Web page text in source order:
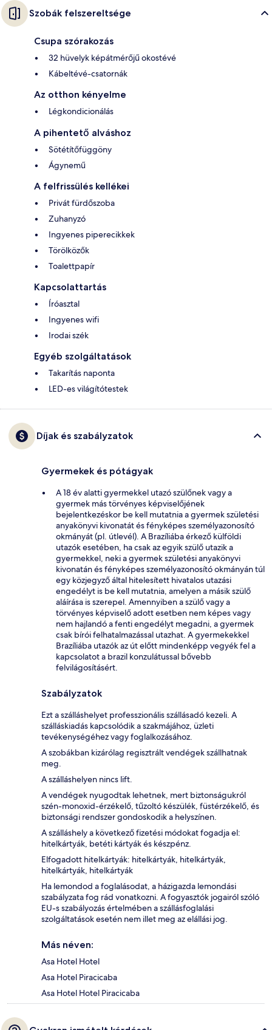
Szobák felszereltsége
Csupa szórakozás
32 hüvelyk képátmérőjű okostévé
Kábeltévé-csatornák
Az otthon kényelme
Légkondicionálás
A pihentető alváshoz
Sötétítőfüggöny
Ágynemű
A felfrissülés kellékei
Privát fürdőszoba
Zuhanyzó
Ingyenes piperecikkek
Törölközők
Toalettpapír
Kapcsolattartás
Íróasztal
Ingyenes wifi
Irodai szék
Egyéb szolgáltatások
Takarítás naponta
LED-es világítótestek
Díjak és szabályzatok
Gyermekek és pótágyak
A 18 év alatti gyermekkel utazó szülőnek vagy a
gyermek más törvényes képviselőjének
bejelentkezéskor be kell mutatnia a gyermek születési
anyakönyvi kivonatát és fényképes személyazonosító
okmányát (pl. útlevél). A Brazíliába érkező külföldi
utazók esetében, ha csak az egyik szülő utazik a
gyermekkel, neki a gyermek születési anyakönyvi
kivonatán és fényképes személyazonosító okmányán túl
egy közjegyző által hitelesített hivatalos utazási
engedélyt is be kell mutatnia, amelyen a másik szülő
aláírása is szerepel. Amennyiben a szülő vagy a
törvényes képviselő adott esetben nem képes vagy
nem hajlandó a fenti engedélyt megadni, a gyermek
csak bírói felhatalmazással utazhat. A gyermekekkel
Brazíliába utazók az út előtt mindenképp vegyék fel a
kapcsolatot a brazil konzulátussal bővebb
felvilágosításért.
Szabályzatok
Ezt a szálláshelyet professzionális szállásadó kezeli. A
szálláskiadás kapcsolódik a szakmájához, üzleti
tevékenységéhez vagy foglalkozásához.
A szobákban kizárólag regisztrált vendégek szállhatnak
meg.
A szálláshelyen nincs lift.
A vendégek nyugodtak lehetnek, mert biztonságukról
szén-monoxid-érzékelő, tűzoltó készülék, füstérzékelő, és
biztonsági rendszer gondoskodik a helyszínen.
A szálláshely a következő fizetési módokat fogadja el:
hitelkártyák, betéti kártyák és készpénz.
Elfogadott hitelkártyák: hitelkártyák, hitelkártyák,
hitelkártyák, hitelkártyák
Ha lemondod a foglalásodat, a házigazda lemondási
szabályzata fog rád vonatkozni. A fogyasztók jogairól szóló
EU-s szabályozás értelmében a szállásfoglalási
szolgáltatások esetén nem illet meg az elállási jog.
Más néven:
Asa Hotel Hotel
Asa Hotel Piracicaba
Asa Hotel Hotel Piracicaba